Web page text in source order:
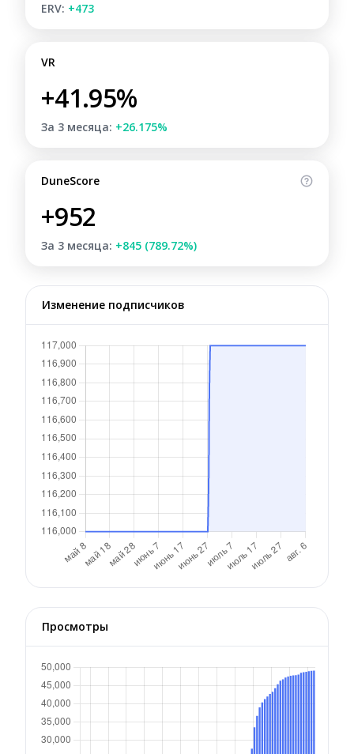
ERV: +473
VR
+41.95%
За 3 месяца: +26.175%
DuneScore
+952
За 3 месяца: +845 (789.72%)
Изменение подписчиков
Просмотры